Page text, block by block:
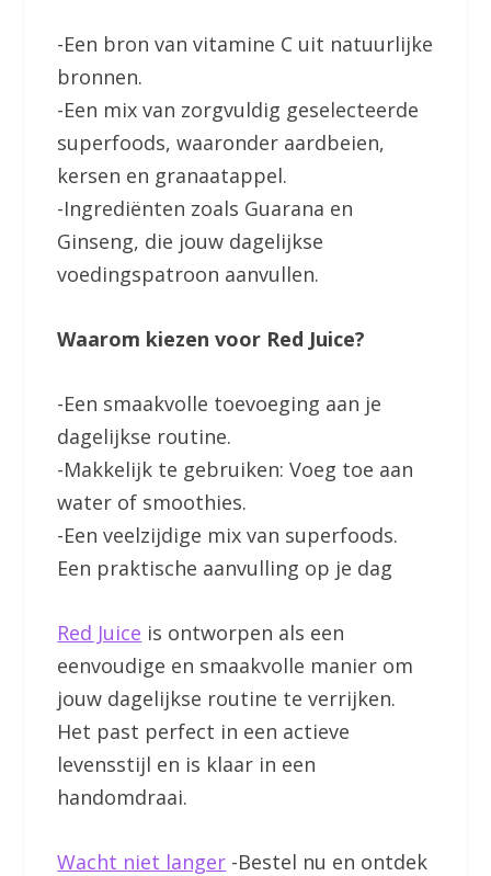
-Een bron van vitamine C uit natuurlijke
bronnen.
-Een mix van zorgvuldig geselecteerde
superfoods, waaronder aardbeien,
kersen en granaatappel.
-Ingrediënten zoals Guarana en
Ginseng, die jouw dagelijkse
voedingspatroon aanvullen.
Waarom kiezen voor Red Juice?
-Een smaakvolle toevoeging aan je
dagelijkse routine.
-Makkelijk te gebruiken: Voeg toe aan
water of smoothies.
-Een veelzijdige mix van superfoods.
Een praktische aanvulling op je dag
Red Juice is ontworpen als een
eenvoudige en smaakvolle manier om
jouw dagelijkse routine te verrijken.
Het past perfect in een actieve
levensstijl en is klaar in een
handomdraai.
Wacht niet langer -Bestel nu en ontdek